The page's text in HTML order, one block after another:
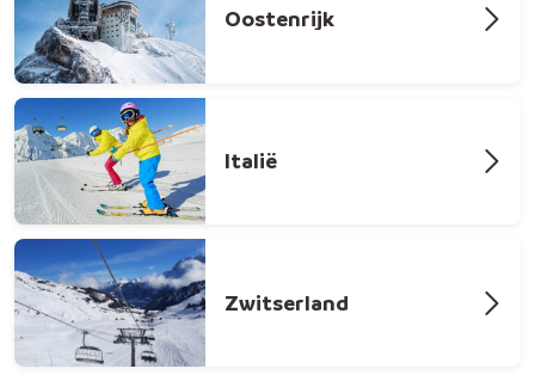
Oostenrijk
Italië
Zwitserland